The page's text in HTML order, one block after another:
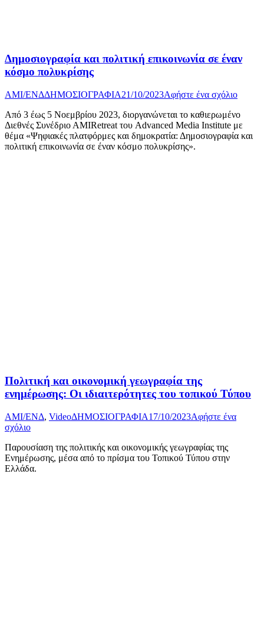
Δημοσιογραφία και πολιτική επικοινωνία σε έναν
κόσμο πολυκρίσης
AMI/ΕΝΔΔΗΜΟΣΙΟΓΡΑΦΙΑ21/10/2023Αφήστε ένα σχόλιο
Από 3 έως 5 Νοεμβρίου 2023, διοργανώνεται το καθιερωμένο
Διεθνές Συνέδριο ΑΜΙRetreat του Advanced Media Institute με
θέμα «Ψηφιακές πλατφόρμες και δημοκρατία: Δημοσιογραφία και
πολιτική επικοινωνία σε έναν κόσμο πολυκρίσης».
Πολιτική και οικονομική γεωγραφία της
ενημέρωσης: Οι ιδιαιτερότητες του τοπικού Τύπου
AMI/ΕΝΔ, VideoΔΗΜΟΣΙΟΓΡΑΦΙΑ17/10/2023Αφήστε ένα
σχόλιο
Παρουσίαση της πολιτικής και οικονομικής γεωγραφίας της
Ενημέρωσης, μέσα από το πρίσμα του Τοπικού Τύπου στην
Ελλάδα.